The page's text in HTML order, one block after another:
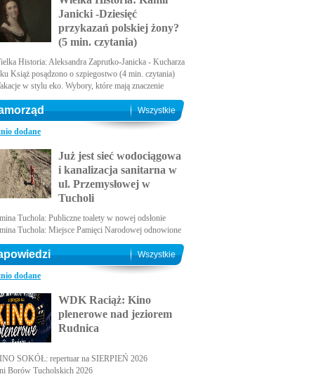
Janicki -Dziesięć
przykazań polskiej żony?
(5 min. czytania)
Historia: Aleksandra Zaprutko-Janicka - Kucharza
Książ posądzono o szpiegostwo (4 min. czytania)
w stylu eko. Wybory, które mają znaczenie
Wszystkie
dodane
Już jest sieć wodociągowa
i kanalizacja sanitarna w
ul. Przemysłowej w
Tucholi
Tuchola: Publiczne toalety w nowej odsłonie
Tuchola: Miejsce Pamięci Narodowej odnowione
Wszystkie
dodane
WDK Raciąż: Kino
plenerowe nad jeziorem
Rudnica
SOKÓŁ: repertuar na SIERPIEŃ 2026
Borów Tucholskich 2026